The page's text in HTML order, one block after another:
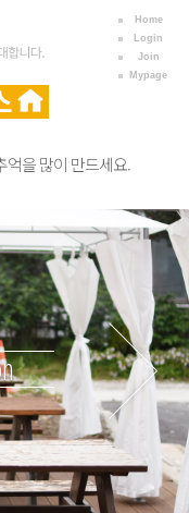
Home
Login
Join
Mypage
억을 많이 만드세요.